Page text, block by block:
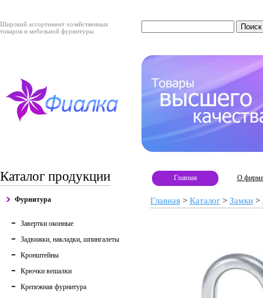
Широкий ассортимент хозяйственных
товаров и мебельной фурнитуры
Каталог продукции
Фурнитура
Завертки оконные
Задвижки, накладки, шпингалеты
Кронштейны
Крючки вешалки
Крепежная фурнитура
Главная О фирме
Главная > Каталог > Замки >